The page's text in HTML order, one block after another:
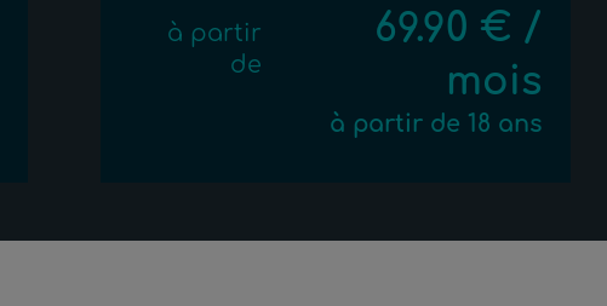
à partir
de
69.90 € /
mois
à partir de 18 ans